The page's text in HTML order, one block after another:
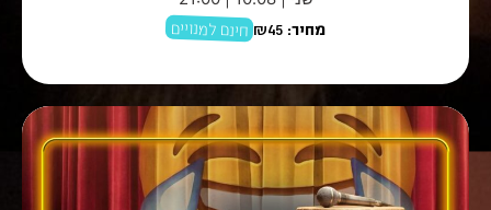
מחיר: ₪45 חינם למנויים